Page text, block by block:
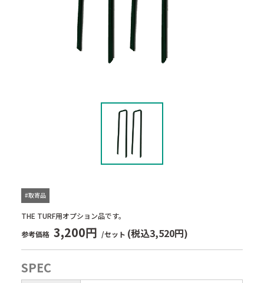
THE TURF用オプション品です。
#取寄品
参考価格 3,200円 /セット (税込3,520円)
SPEC